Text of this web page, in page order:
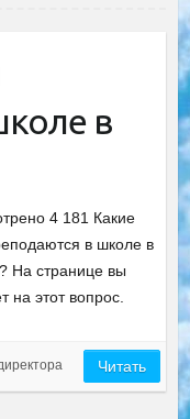
в
4 181 Какие
в школе в
На странице вы
на этот вопрос.
Читать